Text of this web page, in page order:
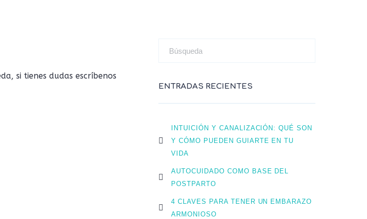
si tienes dudas escríbenos
ENTRADAS RECIENTES
INTUICIÓN Y CANALIZACIÓN: QUÉ SON
Y CÓMO PUEDEN GUIARTE EN TU
VIDA
AUTOCUIDADO COMO BASE DEL
POSTPARTO
4 CLAVES PARA TENER UN EMBARAZO
ARMONIOSO